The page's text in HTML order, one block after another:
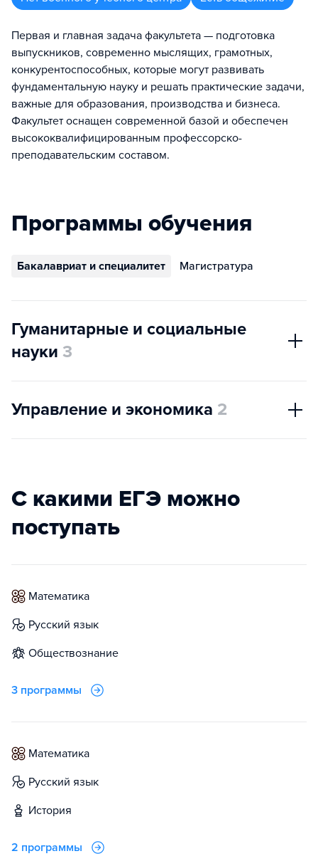
Первая и главная задача факультета — подготовка
выпускников, современно мыслящих, грамотных,
конкурентоспособных, которые могут развивать
фундаментальную науку и решать практические задачи,
важные для образования, производства и бизнеса.
Факультет оснащен современной базой и обеспечен
высококвалифицированным профессорско-
преподавательским составом.
Программы обучения
Бакалавриат и специалитет Магистратура
Гуманитарные и социальные
науки 3
Управление и экономика 2
С какими ЕГЭ можно
поступать
математика
русский язык
обществознание
3 программы
математика
русский язык
история
2 программы